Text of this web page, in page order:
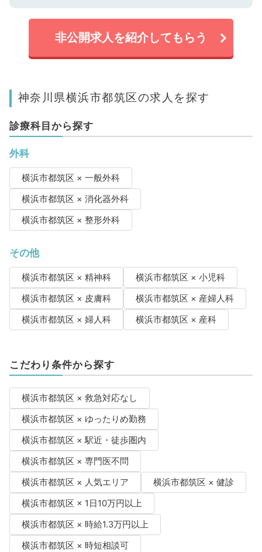
非公開求人を紹介してもらう
神奈川県横浜市都筑区の求人を探す
診療科目から探す
外科
横浜市都筑区 × 一般外科
横浜市都筑区 × 消化器外科
横浜市都筑区 × 整形外科
その他
横浜市都筑区 × 精神科
横浜市都筑区 × 小児科
横浜市都筑区 × 皮膚科
横浜市都筑区 × 産婦人科
横浜市都筑区 × 婦人科
横浜市都筑区 × 産科
こだわり条件から探す
横浜市都筑区 × 救急対応なし
横浜市都筑区 × ゆったりめ勤務
横浜市都筑区 × 駅近・徒歩圏内
横浜市都筑区 × 専門医不問
横浜市都筑区 × 人気エリア
横浜市都筑区 × 健診
横浜市都筑区 × 1日10万円以上
横浜市都筑区 × 時給1.3万円以上
横浜市都筑区 × 時短相談可